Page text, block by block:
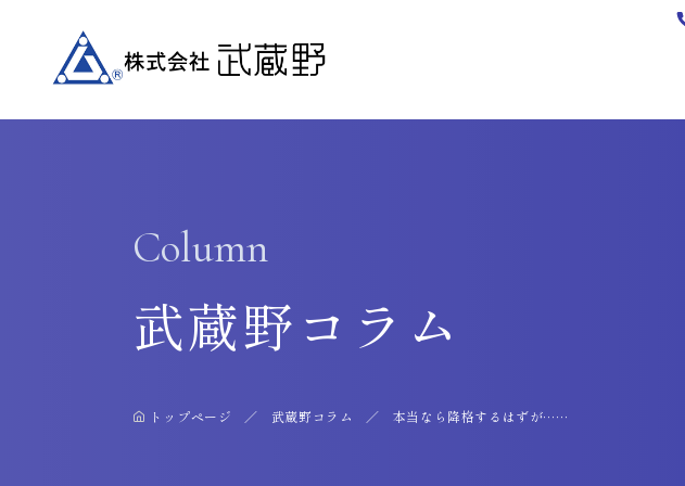
Column
武蔵野コラム
トップページ 武蔵野コラム 本当なら降格するはずが……